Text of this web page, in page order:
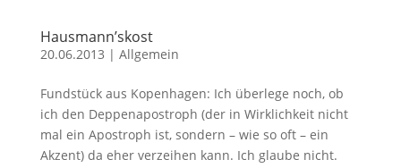
Hausmann’skost
20.06.2013 | Allgemein
Fundstück aus Kopenhagen: Ich überlege noch, ob
ich den Deppenapostroph (der in Wirklichkeit nicht
mal ein Apostroph ist, sondern – wie so oft – ein
Akzent) da eher verzeihen kann. Ich glaube nicht.